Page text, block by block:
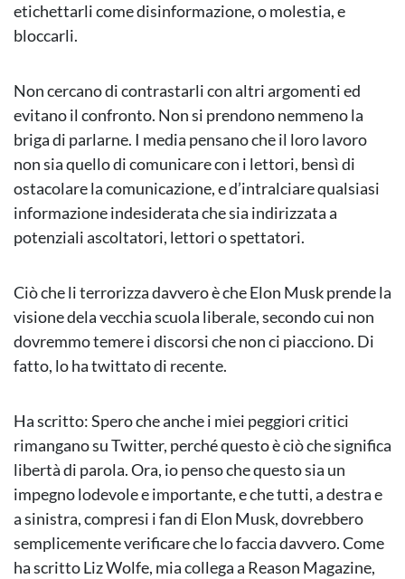
etichettarli come disinformazione, o molestia, e
bloccarli.
Non cercano di contrastarli con altri argomenti ed
evitano il confronto. Non si prendono nemmeno la
briga di parlarne. I media pensano che il loro lavoro
non sia quello di comunicare con i lettori, bensì di
ostacolare la comunicazione, e d’intralciare qualsiasi
informazione indesiderata che sia indirizzata a
potenziali ascoltatori, lettori o spettatori.
Ciò che li terrorizza davvero è che Elon Musk prende la
visione dela vecchia scuola liberale, secondo cui non
dovremmo temere i discorsi che non ci piacciono. Di
fatto, lo ha twittato di recente.
Ha scritto: Spero che anche i miei peggiori critici
rimangano su Twitter, perché questo è ciò che significa
libertà di parola. Ora, io penso che questo sia un
impegno lodevole e importante, e che tutti, a destra e
a sinistra, compresi i fan di Elon Musk, dovrebbero
semplicemente verificare che lo faccia davvero. Come
ha scritto Liz Wolfe, mia collega a Reason Magazine,